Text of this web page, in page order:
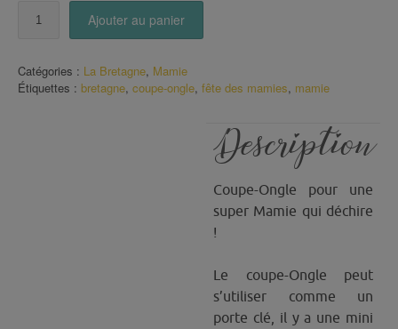
Je
suis
Ajouter au panier
Catégories : La Bretagne, Mamie
Étiquettes : bretagne, coupe-ongle, fête des mamies, mamie
Description
Coupe-Ongle pour une
super Mamie qui déchire
!
Le coupe-Ongle peut
s’utiliser comme un
porte clé, il y a une mini